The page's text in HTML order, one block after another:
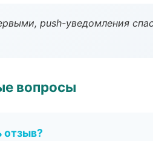
push-уведомления
вопросы
отзыв?